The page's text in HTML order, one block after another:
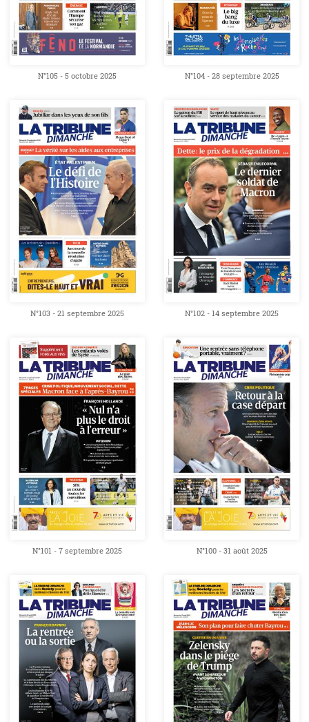
N°105 - 5 octobre 2025 N°104 - 28 septembre 2025
N°103 - 21 septembre 2025 N°102 - 14 septembre 2025
N°101 - 7 septembre 2025 N°100 - 31 août 2025